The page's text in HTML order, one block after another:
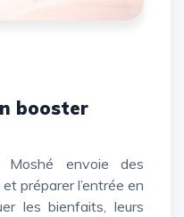
préparer l’entrée en
les bienfaits, leurs